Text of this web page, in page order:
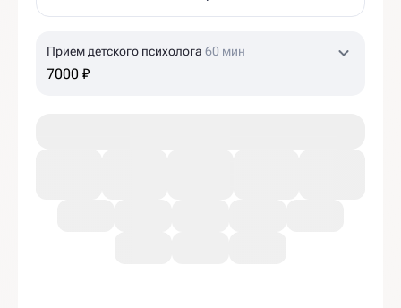
Прием детского психолога 60 мин
7000 ₽